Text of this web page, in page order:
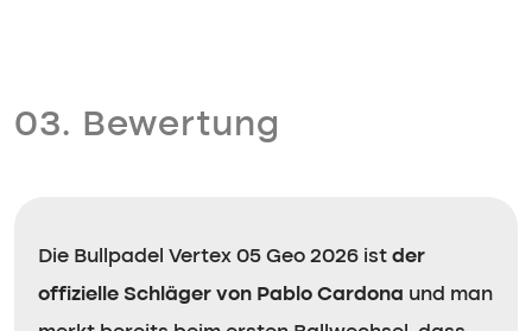
03. Bewertung
Die Bullpadel Vertex 05 Geo 2026 ist der
offizielle Schläger von Pablo Cardona und man